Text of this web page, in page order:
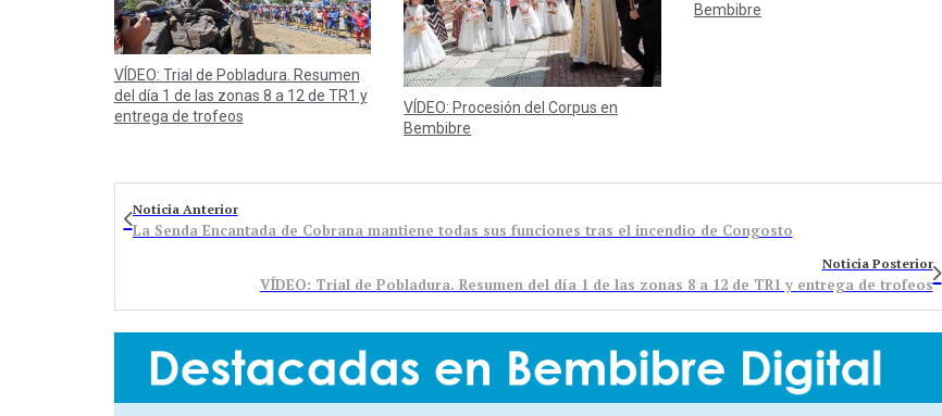
VÍDEO: Trial de Pobladura. Resumen
del día 1 de las zonas 8 a 12 de TR1 y
entrega de trofeos
VÍDEO: Procesión del Corpus en
Bembibre
Bembibre
Noticia Anterior
La Senda Encantada de Cobrana mantiene todas sus funciones tras el incendio de Congosto
Noticia Posterior
VÍDEO: Trial de Pobladura. Resumen del día 1 de las zonas 8 a 12 de TR1 y entrega de trofeos